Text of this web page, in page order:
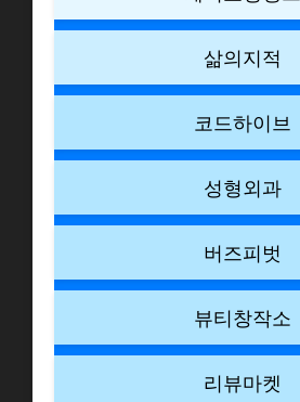
삶의지적
코드하이브
성형외과
버즈피벗
뷰티창작소
리뷰마켓